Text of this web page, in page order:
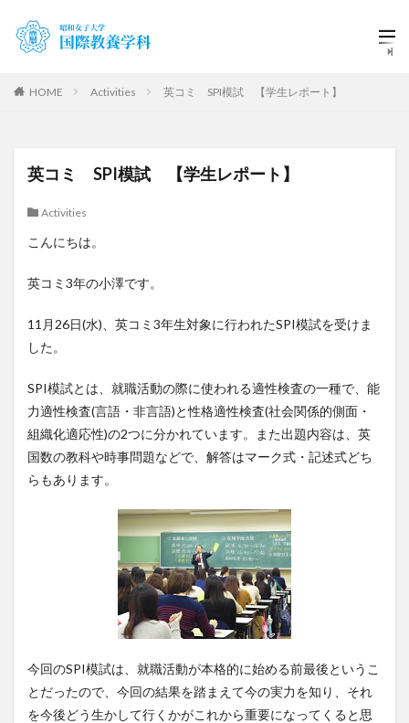
HOME Activities 英コミ SPI模試 【学生レポート】
英コミ SPI模試 【学生レポート】
Activities
こんにちは。
英コミ3年の小澤です。
11月26日(水)、英コミ3年生対象に行われたSPI模試を受けま
した。
SPI模試とは、就職活動の際に使われる適性検査の一種で、能
力適性検査(言語・非言語)と性格適性検査(社会関係的側面・
組織化適応性)の2つに分かれています。また出題内容は、英
国数の教科や時事問題などで、解答はマーク式・記述式どち
らもあります。
今回のSPI模試は、就職活動が本格的に始める前最後というこ
とだったので、今回の結果を踏まえて今の実力を知り、それ
を今後どう生かして行くかがこれから重要になってくると思